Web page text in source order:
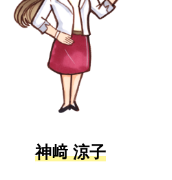
神﨑 涼子